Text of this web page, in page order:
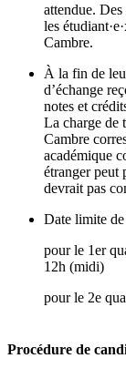
attendue.
les
Cambre.
À la fin de
d’échange
notes et
La charge de
Cambre
académique
étranger peut
devrait pas
Date limite de
pour le 1er
12h (midi)
pour le 2e
Procédure de